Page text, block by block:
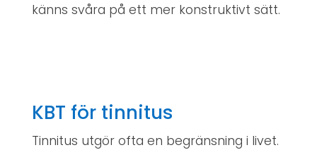
känns svåra på ett mer konstruktivt sätt.
KBT för tinnitus
Tinnitus utgör ofta en begränsning i livet.